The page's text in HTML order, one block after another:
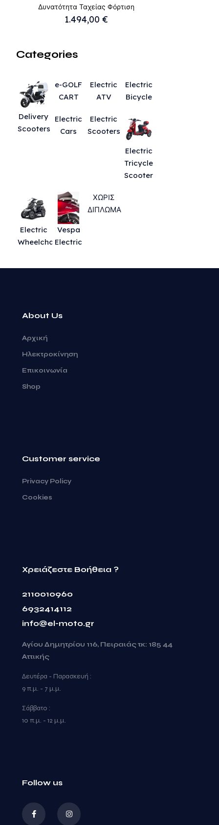
Δυνατότητα Ταχείας Φόρτιση
1.494,00 €
Categories
Delivery
Scooters
e-GOLF
CART
Electric
ATV
Electric
Bicycle
Electric
Cars
Electric
Scooters
Electric
Tricycle
Scooter
Electric
Wheelchairs
Vespa
Electric
ΧΩΡΙΣ
ΔΙΠΛΩΜΑ
About Us
Αρχική
Ηλεκτροκίνηση
Επικοινωνία
Shop
Customer service
Privacy Policy
Cookies
Χρειάζεστε Βοήθεια ?
2110010960
6932414112
info@el-moto.gr
Αγίου Δημητρίου 116, Πειραιάς τκ: 185 44
Αττικής
Δευτέρα - Παρασκευή :
9 π.μ. - 7 μ.μ.
Σάββατο :
10 π.μ. - 12 μ.μ.
Follow us